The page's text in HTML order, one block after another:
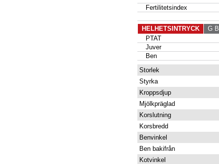
Fertilitetsindex
HELHETSINTRYCK
G
PTAT
Juver
Ben
Storlek
Styrka
Kroppsdjup
Mjölkpräglad
Korslutning
Korsbredd
Benvinkel
Ben bakifrån
Kotvinkel